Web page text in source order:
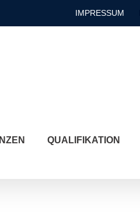
IMPRESSUM
QUALIFIKATION